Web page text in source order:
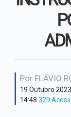
Por FLÁVIO
19 Outubro
14:48 329